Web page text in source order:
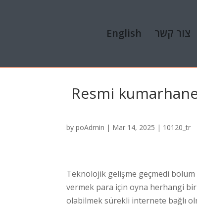
English צור קשר
Resmi
bypoAdmin | Mar 14, 2025 | 10120_tr
Teknolojik gelişme geçmedi
vermek para için oyna herhangi
olabilmek sürekli internete bağlı